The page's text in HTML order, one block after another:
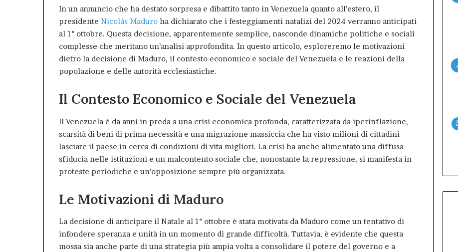
In un annuncio che ha destato sorpresa e dibattito tanto in Venezuela quanto all’estero, il
presidente Nicolás Maduro ha dichiarato che i festeggiamenti natalizi del 2024 verranno anticipati
al 1° ottobre. Questa decisione, apparentemente semplice, nasconde dinamiche politiche e sociali
complesse che meritano un’analisi approfondita. In questo articolo, esploreremo le motivazioni
dietro la decisione di Maduro, il contesto economico e sociale del Venezuela e le reazioni della
popolazione e delle autorità ecclesiastiche.
Il Contesto Economico e Sociale del Venezuela
Il Venezuela è da anni in preda a una crisi economica profonda, caratterizzata da iperinflazione,
scarsità di beni di prima necessità e una migrazione massiccia che ha visto milioni di cittadini
lasciare il paese in cerca di condizioni di vita migliori. La crisi ha anche alimentato una diffusa
sfiducia nelle istituzioni e un malcontento sociale che, nonostante la repressione, si manifesta in
proteste periodiche e un’opposizione sempre più organizzata.
Le Motivazioni di Maduro
La decisione di anticipare il Natale al 1° ottobre è stata motivata da Maduro come un tentativo di
infondere speranza e unità in un momento di grande difficoltà. Tuttavia, è evidente che questa
mossa sia anche parte di una strategia più ampia volta a consolidare il potere del governo e a